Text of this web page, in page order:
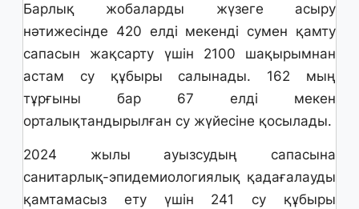
Барлық жобаларды жүзеге асыру
нәтижесінде 420 елді мекенді сумен қамту
сапасын жақсарту үшін 2100 шақырымнан
астам су құбыры салынады. 162 мың
тұрғыны бар 67 елді мекен
орталықтандырылған су жүйесіне қосылады.
2024 жылы ауызсудың сапасына
санитарлық-эпидемиологиялық қадағалауды
қамтамасыз ету үшін 241 су құбыры